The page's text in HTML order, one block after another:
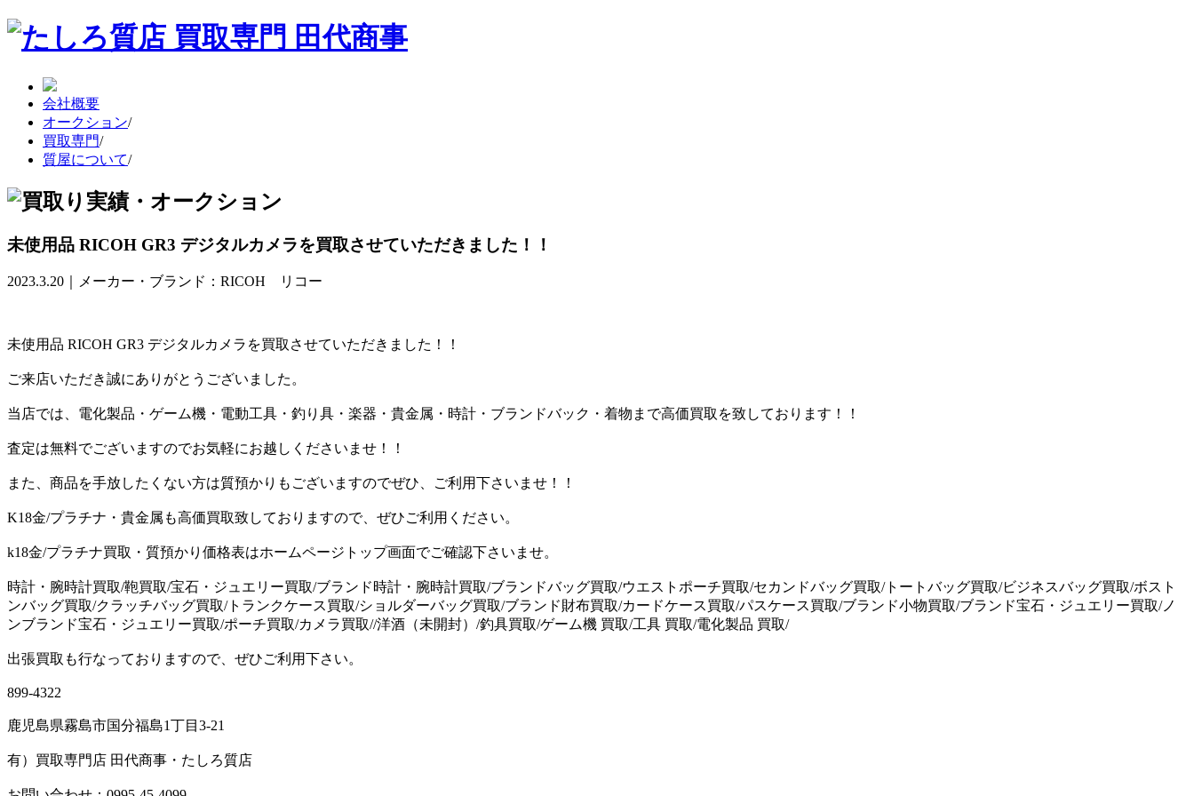
会社概要
オークション/
買取専門/
質屋について/
未使用品 RICOH GR3 デジタルカメラを買取させていただきました！！
2023.3.20｜メーカー・ブランド：RICOH リコー
未使用品 RICOH GR3 デジタルカメラを買取させていただきました！！
ご来店いただき誠にありがとうございました。
当店では、電化製品・ゲーム機・電動工具・釣り具・楽器・貴金属・時計・ブランドバック・着物まで高価買取を致しております！！
査定は無料でございますのでお気軽にお越しくださいませ！！
また、商品を手放したくない方は質預かりもございますのでぜひ、ご利用下さいませ！！
K18金/プラチナ・貴金属も高価買取致しておりますので、ぜひご利用ください。
k18金/プラチナ買取・質預かり価格表はホームページトップ画面でご確認下さいませ。
時計・腕時計買取/鞄買取/宝石・ジュエリー買取/ブランド時計・腕時計買取/ブランドバッグ買取/ウエストポーチ買取/セカンドバッグ買取/トートバッグ買取/ビジネスバッグ買取/ボスト
ンバッグ買取/クラッチバッグ買取/トランクケース買取/ショルダーバッグ買取/ブランド財布買取/カードケース買取/パスケース買取/ブランド小物買取/ブランド宝石・ジュエリー買取/ノ
ンブランド宝石・ジュエリー買取/ポーチ買取/カメラ買取//洋酒（未開封）/釣具買取/ゲーム機 買取/工具 買取/電化製品 買取/
出張買取も行なっておりますので、ぜひご利用下さい。
899-4322
鹿児島県霧島市国分福島1丁目3-21
有）買取専門店 田代商事・たしろ質店